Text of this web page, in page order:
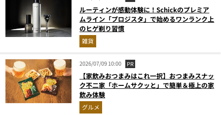
ルーティンが感動体験に！Schickのプレミア
ムライン「プロジスタ」で始めるワンランク上
のヒゲ剃り習慣
雑貨
2026/07/09 10:00 PR
【家飲みおつまみはこれ一択】おつまみスナッ
ク不二家「ホームサクッと」で簡単＆極上の家
飲み体験
グルメ